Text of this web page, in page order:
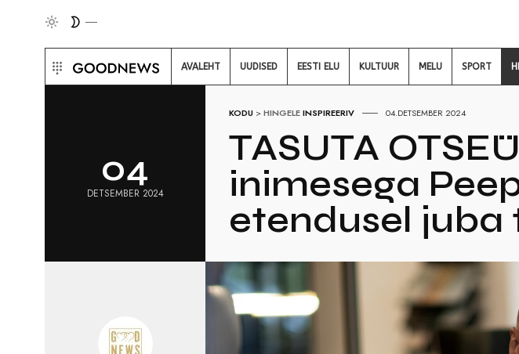
AVALEHT UUDISED EESTI ELU KULTUUR MELU SPORT
04
DETSEMBER 2024
KODU >HINGELEINSPIREERIV 04.DETSEMBER 2024
TASUTA
inimesega
etendusel juba